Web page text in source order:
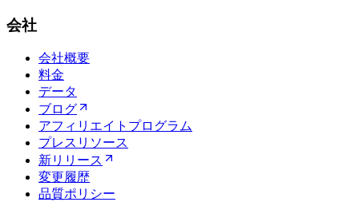
会社
会社概要
料金
データ
ブログ
アフィリエイトプログラム
プレスリソース
新リリース
変更履歴
品質ポリシー